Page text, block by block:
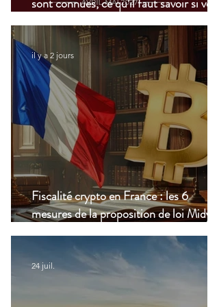
vivez à l’étranger
Fiscalité crypto en France : les 6
mesures de la proposition de loi Midy en
clair
il y a 2 jours
24 juil.